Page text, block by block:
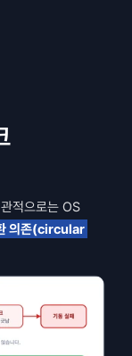
적으로는 OS
의존(circular